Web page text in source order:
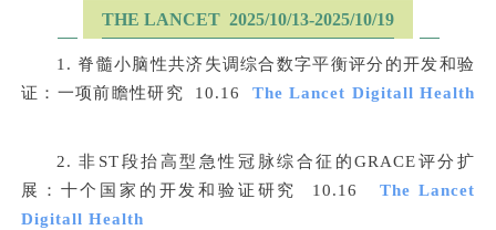
THE LANCET 2025/10/13-2025/10/19
1. 脊髓小脑性共济失调综合数字平衡评分的开发和验
证：一项前瞻性研究 10.16The Lancet Digitall Health
2. 非ST段抬高型急性冠脉综合征的GRACE评分扩
展：十个国家的开发和验证研究 10.16The Lancet
Digitall Health